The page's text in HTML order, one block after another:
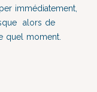
immédiatement,
alors de
quel moment.